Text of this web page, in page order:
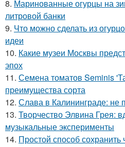
8. Маринованные огурцы на
литровой банки
9. Что можно сделать из
идеи
10. Какие музеи Москвы
эпох
11. Семена томатов Seminis
преимущества сорта
12. Слава в Калининграде: не
13. Творчество Элвина Грея:
музыкальные эксперименты
14. Простой способ